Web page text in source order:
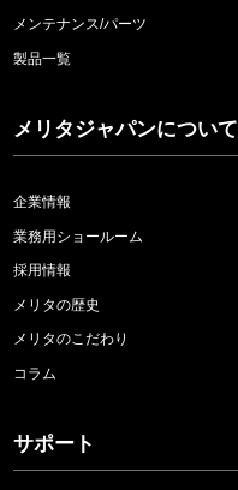
メンテナンス/パーツ
製品一覧
メリタジャパンについて
企業情報
業務用ショールーム
採用情報
メリタの歴史
メリタのこだわり
コラム
サポート